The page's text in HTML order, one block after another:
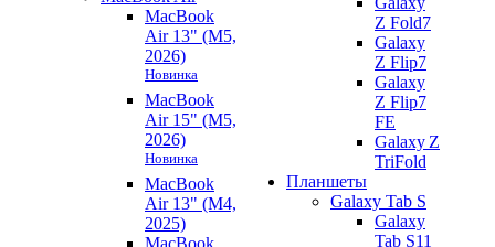
MacBook
Air 13" (M5,
2026)
Новинка
MacBook
Air 15" (M5,
2026)
Новинка
MacBook
Air 13" (M4,
2025)
Z Fold7
Galaxy
Z Flip7
Galaxy
Z Flip7
FE
Galaxy Z
TriFold
Планшеты
Galaxy Tab S
Galaxy
Tab S11